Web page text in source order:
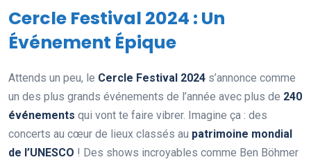
Cercle Festival 2024 : Un
Événement Épique
Attends un peu, le Cercle Festival 2024 s’annonce comme
un des plus grands événements de l’année avec plus de 240
événements qui vont te faire vibrer. Imagine ça : des
concerts au cœur de lieux classés au patrimoine mondial
de l’UNESCO ! Des shows incroyables comme Ben Böhmer